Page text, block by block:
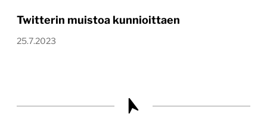
Twitterin muistoa kunnioittaen
25.7.2023